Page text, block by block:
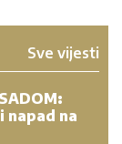
Sve vijesti
napad na